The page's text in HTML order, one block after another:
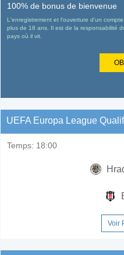
100% de bonus de bienvenue
L'enregistrement et l'ouverture d'un
plus de 18 ans. Il est de la responsabilité
pays où il vit.
UEFA Europa League
Temps: 18:00
Voir